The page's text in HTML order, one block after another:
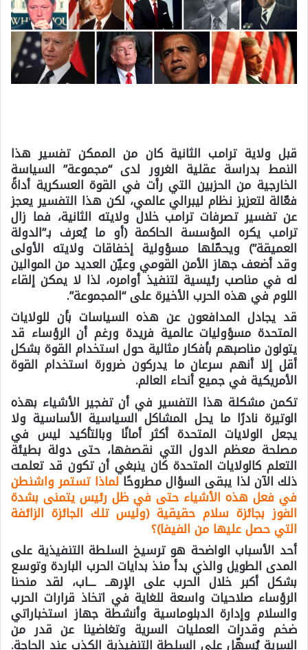
قبل ولاية ترامب الثانية كان من الممكن تفسير هذا
النمط بدراسة عقلية الغرور لدى “مجموعة” السياسة
الخارجية من الحزبين التي رأت في القوة العسكرية أداةً
فعّالة لتعزيز نظام ليبرالي عالمي، لكن هذا التفسير يعجز
عن تفسير تصرفات ترامب خلال ولايته الثانية، فما زال
ترامب يكره المؤسسة الحاكمة (أو ما يُعرف بـ”الدولة
العميقة”) ويحمّلها مسؤولية إخفاقات ولايته الأولى
وقد أضعف جهاز الأمن القومي وعيّن العديد من الموالين
له في مناصب رئيسية لتنفيذ أوامره، لذا لا يمكن إلقاء
اللوم في هذه الحرب الأخيرة على “المجموعة”.
قد يجادل المدافعون عن هذه السياسات بأن للولايات
المتحدة مسؤوليات عالمية فريدة ورغم أن الرؤساء قد
يتولون مناصبهم بأفكار مثالية حول استخدام القوة بشكل
أقل إلا أنهم سرعان ما يدركون ضرورة استخدام القوة
الأمريكية في جميع أنحاء العالم.
تكمن مشكلة هذا التفسير في أن تفجير الأشياء بهذه
الوتيرة نادرًا ما يحل المشاكل السياسية الأساسية ولا
يجعل الولايات المتحدة أكثر أمانًا وبالتأكيد ليس في
مصلحة معظم الدول التي نقصفها، حتى دولة بطيئة
التعلم كالولايات المتحدة كان ينبغي أن تكون قد تعلمت
ذلك الآن لذا يبقى السؤال مطروحًالماذا تستمر واشنطن
في فعل هذه الأشياء حتى في ظل رئيس يتمنى بشدة
الفوز بجائزة سلام حقيقية (وليس تلك الجائزة الزائفة
التي حصل عليها من الفيفا)؟
أحد الأسباب الواضحة هو ترسيخ السلطة التنفيذية على
المدى الطويل والذي بدأ منذ بدايات الحرب الباردة وتوسع
بشكل أكبر خلال الحرب على الإرهــ ـــاب، لقد منحنا
الرؤساء صلاحيات واسعة للغاية في اتخاذ قرارات الحرب
والسلام وإدارة الدبلوماسية وأنشطة جهاز استخباراتي
ضخم وقدرات العمليات السرية وتغاضينا عن قدر من
السرية يُسهّل على السلطة التنفيذية الكذب عند الحاجة.